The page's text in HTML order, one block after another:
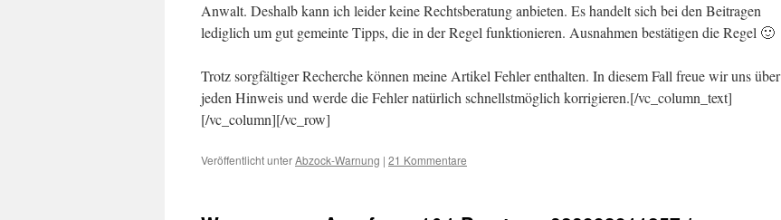
Anwalt. Deshalb kann ich leider keine Rechtsberatung anbieten. Es handelt sich bei den Beitragen
lediglich um gut gemeinte Tipps, die in der Regel funktionieren. Ausnahmen bestätigen die Regel 🙂
Trotz sorgfältiger Recherche können meine Artikel Fehler enthalten. In diesem Fall freue wir uns über
jeden Hinweis und werde die Fehler natürlich schnellstmöglich korrigieren.[/vc_column_text]
[/vc_column][/vc_row]
Veröffentlicht unterAbzock-Warnung | 21 Kommentare